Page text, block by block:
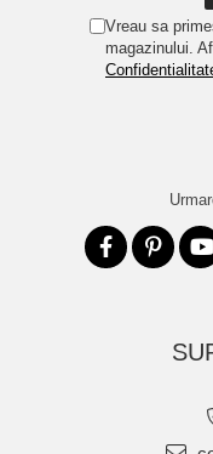
Vreau sa
magazinului.